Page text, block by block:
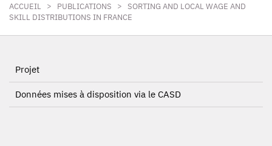
ACCUEIL > PUBLICATIONS > SORTING AND LOCAL WAGE AND
SKILL DISTRIBUTIONS IN FRANCE
Projet
Données mises à disposition via le CASD